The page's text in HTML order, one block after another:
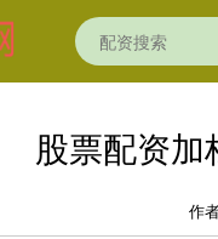
股票配资
作